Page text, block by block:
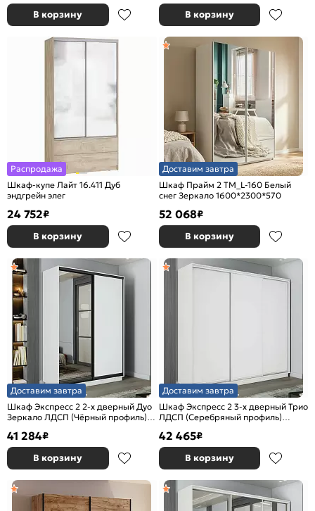
В корзину В корзину
Распродажа
Шкаф-купе Лайт 16.411 Дуб
эндгрейн элег
24 752₽
В корзину
Доставим завтра
Шкаф Прайм 2 TM_L-160 Белый
снег Зеркало 1600*2300*570
52 068₽
В корзину
Доставим завтра
Шкаф Экспресс 2 2-х дверный Дуо
Зеркало ЛДСП (Чёрный профиль)
41 284₽
В корзину
Доставим завтра
Шкаф Экспресс 2 3-х дверный Трио
ЛДСП (Серебряный профиль)
42 465₽
В корзину